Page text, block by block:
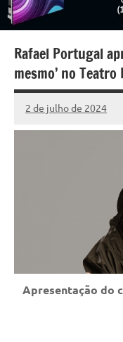
Rafael Portugal
mesmo’ no
2 de julho de 2024
Marcelo
Fachin
Apresentação do